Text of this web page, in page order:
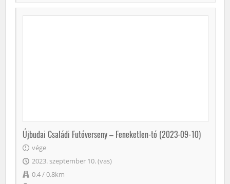
Újbudai Családi Futóverseny – Feneketlen-tó (2023-09-10)
vége
2023. szeptember 10. (vas)
0.4 / 0.8km